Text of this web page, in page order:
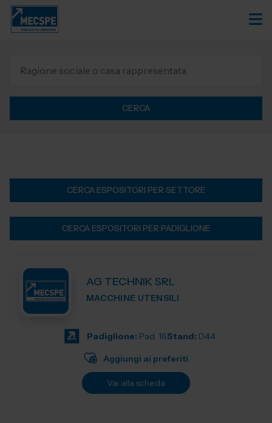
CERCA
CERCA ESPOSITORI PER SETTORE
CERCA ESPOSITORI PER PADIGLIONE
AG TECHNIK SRL
MACCHINE UTENSILI
Padiglione: Pad. 16Stand: D44
Aggiungi ai preferiti
Vai alla scheda